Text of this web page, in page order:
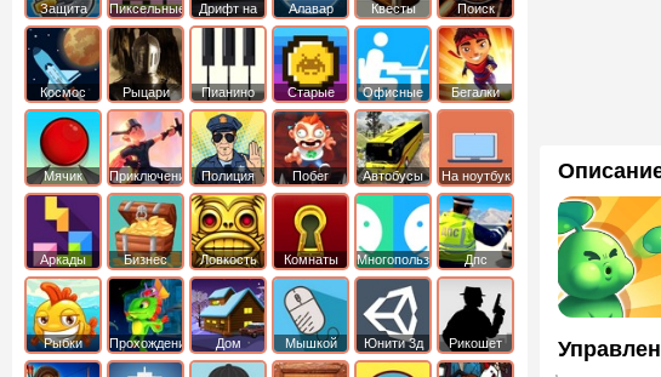
Защита
королевства
Пиксельные
Дрифт на
машинах
Алавар Квесты
Поиск
предметов
Космос Рыцари Пианино Старые Офисные Бегалки
Мячик Приключения Полиция Побег Автобусы На ноутбук
Аркады
Бизнес
симуляторы
Ловкость Комнаты Многопользовательские
Дпс
Рыбки Прохождение Дом Мышкой Юнити 3д Рикошет